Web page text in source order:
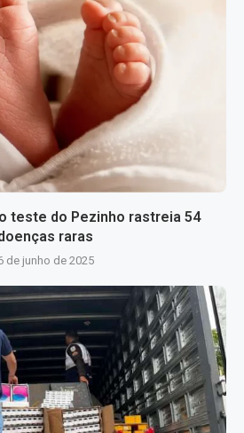
teste do Pezinho rastreia 54
raras
de junho de 2025